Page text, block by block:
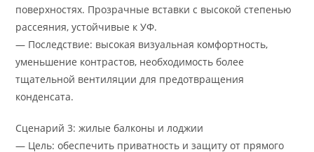
поверхностях. Прозрачные вставки с высокой степенью
рассеяния, устойчивые к УФ.
— Последствие: высокая визуальная комфортность,
уменьшение контрастов, необходимость более
тщательной вентиляции для предотвращения
конденсата.
Сценарий 3: жилые балконы и лоджии
— Цель: обеспечить приватность и защиту от прямого